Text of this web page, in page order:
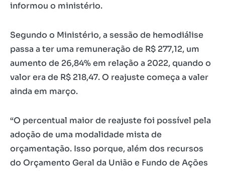
informou o ministério.
Segundo o Ministério, a sessão de hemodiálise
passa a ter uma remuneração de R$ 277,12, um
aumento de 26,84% em relação a 2022, quando o
valor era de R$ 218,47. O reajuste começa a valer
ainda em março.
“O percentual maior de reajuste foi possível pela
adoção de uma modalidade mista de
orçamentação. Isso porque, além dos recursos
do Orçamento Geral da União e Fundo de Ações